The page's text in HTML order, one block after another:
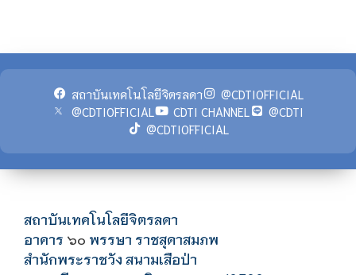
สถาบันเทคโนโลยีจิตรลดา
@CDTIOFFICIAL
@CDTIOFFICIAL
CDTI CHANNEL
@CDTI
@CDTIOFFICIAL
สถาบันเทคโนโลยีจิตรลดา
อาคาร ๖๐ พรรษา ราชสุดาสมภพ
สำนักพระราชวัง สนามเสือป่า